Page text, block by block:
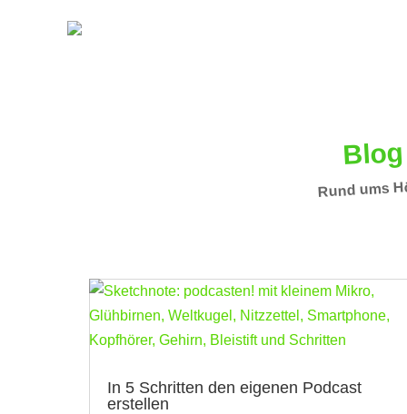
Rund ums
In 5 Schritten den eigenen Podcast
erstellen